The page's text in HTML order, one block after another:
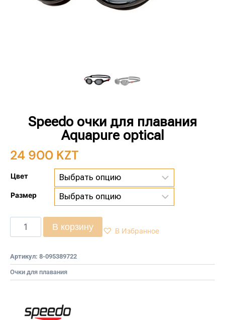
Speedo очки для плавания
Aquapure optical
24 900 KZT
Цвет
Размер
В корзину В Избранное
Артикул: 8-095389722
Очки для плавания